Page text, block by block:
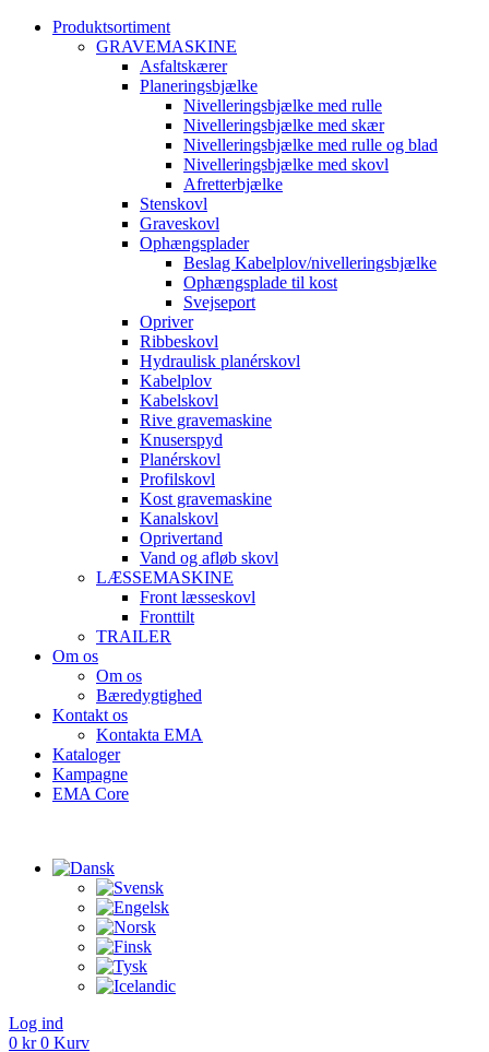
Produktsortiment
GRAVEMASKINE
Asfaltskærer
Planeringsbjælke
Nivelleringsbjælke med rulle
Nivelleringsbjælke med skær
Nivelleringsbjælke med rulle og blad
Nivelleringsbjælke med skovl
Afretterbjælke
Stenskovl
Graveskovl
Ophængsplader
Beslag Kabelplov/nivelleringsbjælke
Ophængsplade til kost
Svejseport
Opriver
Ribbeskovl
Hydraulisk planérskovl
Kabelplov
Kabelskovl
Rive gravemaskine
Knuserspyd
Planérskovl
Profilskovl
Kost gravemaskine
Kanalskovl
Oprivertand
Vand og afløb skovl
LÆSSEMASKINE
Front læsseskovl
Fronttilt
TRAILER
Om os
Om os
Bæredygtighed
Kontakt os
Kontakta EMA
Kataloger
Kampagne
EMA Core
Log ind
0 kr 0 Kurv